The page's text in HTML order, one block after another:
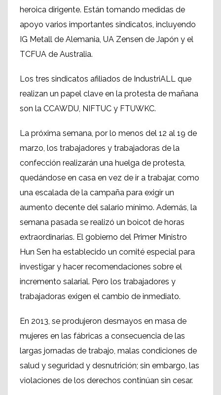
heroica dirigente. Están tomando medidas de
apoyo varios importantes sindicatos, incluyendo
IG Metall de Alemania, UA Zensen de Japón y el
TCFUA de Australia.
Los tres sindicatos afiliados de IndustriALL que
realizan un papel clave en la protesta de mañana
son la CCAWDU, NIFTUC y FTUWKC.
La próxima semana, por lo menos del 12 al 19 de
marzo, los trabajadores y trabajadoras de la
confección realizarán una huelga de protesta,
quedándose en casa en vez de ir a trabajar, como
una escalada de la campaña para exigir un
aumento decente del salario mínimo. Además, la
semana pasada se realizó un boicot de horas
extraordinarias. El gobierno del Primer Ministro
Hun Sen ha establecido un comité especial para
investigar y hacer recomendaciones sobre el
incremento salarial. Pero los trabajadores y
trabajadoras exigen el cambio de inmediato.
En 2013, se produjeron desmayos en masa de
mujeres en las fábricas a consecuencia de las
largas jornadas de trabajo, malas condiciones de
salud y seguridad y desnutrición; sin embargo, las
violaciones de los derechos continúan sin cesar.